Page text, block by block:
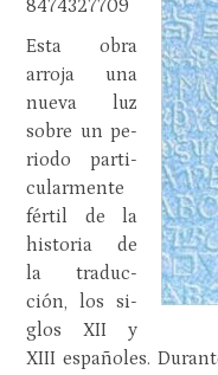
8474327709
Esta obra
arro­ja una
nueva luz
sobre un pe­
rio­do par­ti­
cu­lar­men­te
fér­til de la
his­to­ria de
la tra­duc­
ción, los si­
glos XII y
XIII es­pa­ño­les.